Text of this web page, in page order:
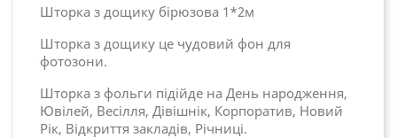
Шторка з дощику бірюзова 1*2м
Шторка з дощику це чудовий фон для
фотозони.
Шторка з фольги підійде на День народження,
Ювілей, Весілля, Дівішнік, Корпоратив, Новий
Рік, Відкриття закладів, Річниці.